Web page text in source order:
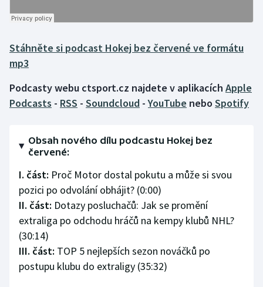
Lyže a snowboard
Moderní pětiboj
Olympijské hry
Parasport
Plavání
Plážový volejbal
Stáhněte si podcast Hokej bez červené ve formátu
mp3
Podcasty webu ctsport.cz najdete v aplikacích Apple
Podcasts - RSS - Soundcloud -YouTube nebo Spotify
Obsah nového dílu podcastu Hokej bez
červené:
I. část: Proč Motor dostal pokutu a může si svou
pozici po odvolání obhájit? (0:00)
II. část: Dotazy posluchačů: Jak se promění
extraliga po odchodu hráčů na kempy klubů NHL?
(30:14)
III. část: TOP 5 nejlepších sezon nováčků po
postupu klubu do extraligy (35:32)